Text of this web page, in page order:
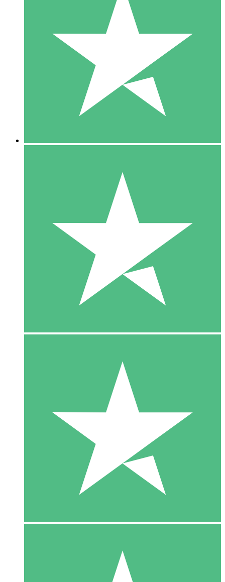
Pacchetti di Crediti Individuali
Paga a consumo con crediti di download. Nessun impegno
1 Download
10
US$1500
10 Download
20